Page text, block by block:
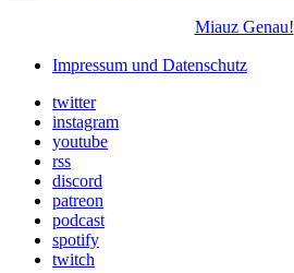
Miauz Genau!
Impressum und Datenschutz
twitter
instagram
youtube
rss
discord
patreon
podcast
spotify
twitch